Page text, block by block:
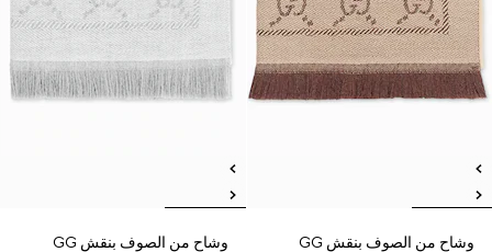
وشاح من الصوف بنقش GG
وشاح من الصوف بنقش GG